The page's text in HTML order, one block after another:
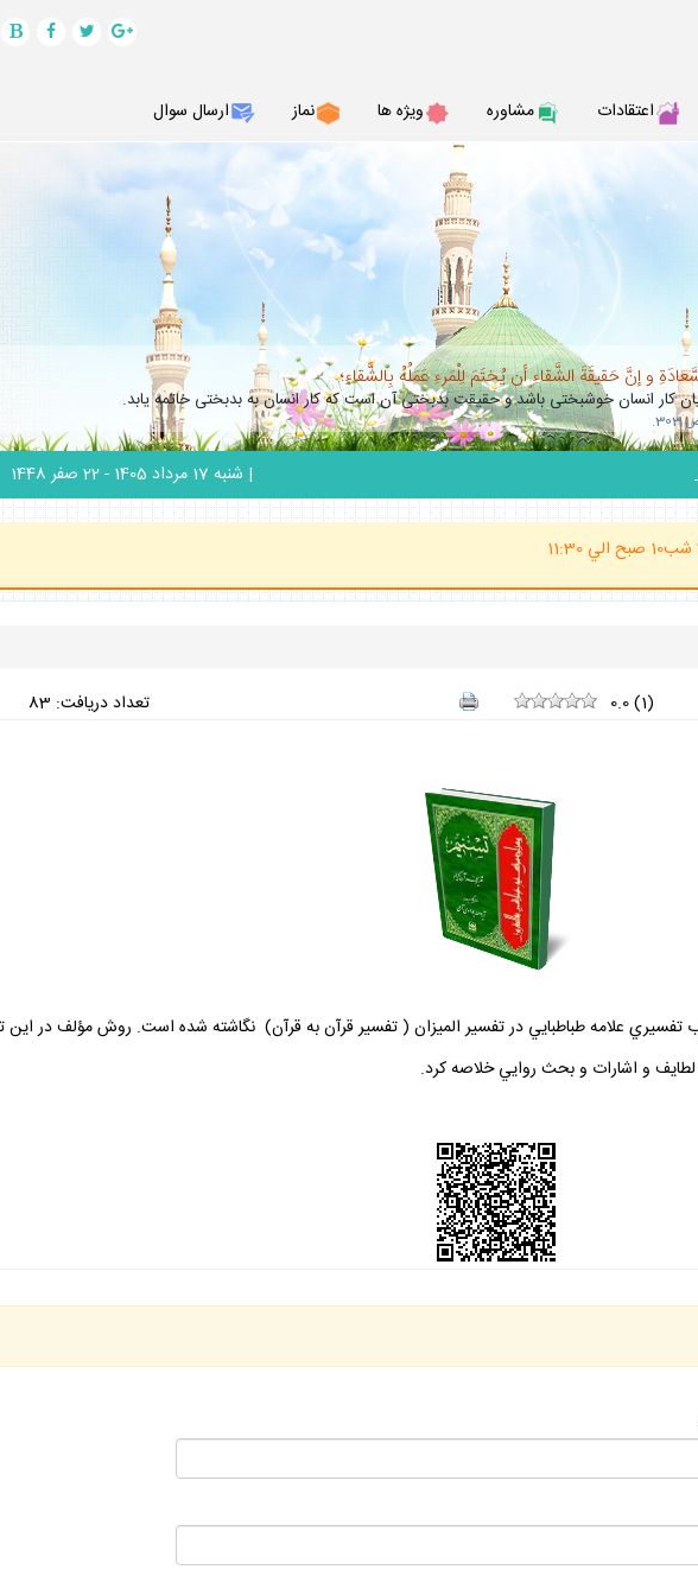
اعتقادات مشاوره ويژه ها نماز ارسال سوال
و إنَّ حَقيقَةَ الشَّقاءِ أن يُختَمَ لِلْمَرءِ عَمَلُهُ بِالشَّقاءِ؛
انسان خوشبختى باشد و حقيقت بدبختى آن است كه كار انسان به بدبختى خاتمه يابد.
| شنبه 17 مرداد 1405 - 22 صفر 1448
(ساعت پاسخگوي احكام شرعي 20 الي 21:30 شب10 صبح الي 11:30
0.0(1) تعداد دريافت: 83
تفسيري علامه طباطبايي در تفسير الميزان ( تفسير قرآن به قرآن) نگاشته شده است. روش مؤلف در اين
لطايف و اشارات و بحث روايي خلاصه كرد.